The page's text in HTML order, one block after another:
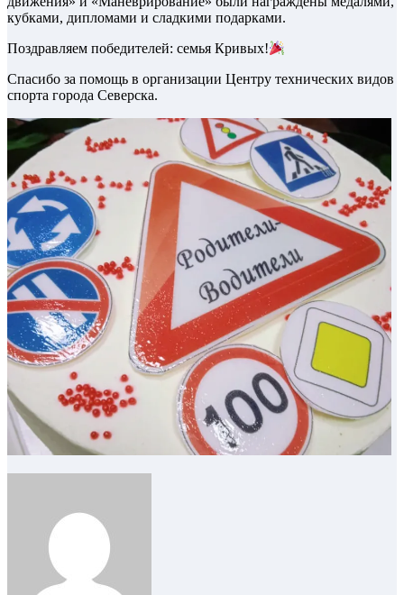
кубками, дипломами и сладкими подарками.
Поздравляем победителей: семья Кривых!
Спасибо за помощь в организации Центру технических видов
спорта города Северска.